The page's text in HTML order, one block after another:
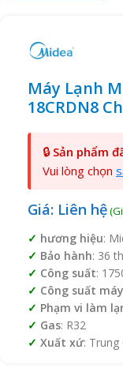
Máy Lạnh
18CRDN8
🔒 Sản phẩm
Vui lòng chọn
Giá: Liên hệ
hương hiệu:
Bảo hành: 36
Công suất:
Công suất
Phạm vi làm
Gas: R32
Xuất xứ: Trung